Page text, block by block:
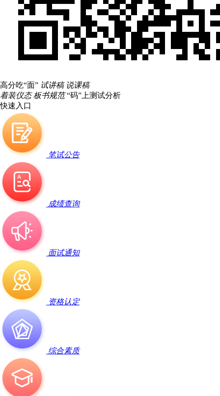
高分吃“面” 试讲稿 说课稿
着装仪态 板书规范 “码”上测试分析
快速入口
笔试公告
成绩查询
面试通知
资格认定
综合素质